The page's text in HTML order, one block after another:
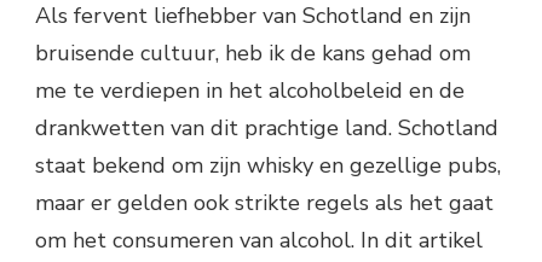
Als fervent liefhebber van Schotland en zijn
bruisende cultuur, heb ik de kans gehad om
me te verdiepen in het alcoholbeleid en de
drankwetten van dit prachtige land. Schotland
staat bekend om zijn whisky en gezellige pubs,
maar er gelden ook strikte regels als het gaat
om het consumeren van alcohol. In dit artikel